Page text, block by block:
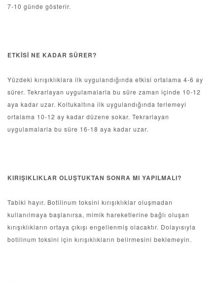
7-10 günde gösterir.
ETKİSİ NE KADAR SÜRER?
Yüzdeki kırışıklıklara ilk uygulandığında etkisi ortalama 4-6 ay
sürer. Tekrarlayan uygulamalarla bu süre zaman içinde 10-12
aya kadar uzar. Koltukaltına ilk uygulandığında terlemeyi
ortalama 10-12 ay kadar düzene sokar. Tekrarlayan
uygulamalarla bu süre 16-18 aya kadar uzar.
KIRIŞIKLIKLAR OLUŞTUKTAN SONRA MI YAPILMALI?
Tabiki hayır. Botilinum toksini kırışıklıklar oluşmadan
kullanılmaya başlanırsa, mimik hareketlerine bağlı oluşan
kırışıklıkların ortaya çıkışı engellenmiş olacaktır. Dolayısıyla
botilinum toksini için kırışıklıkların belirmesini beklemeyin.